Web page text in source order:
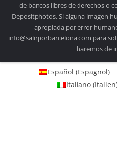
de bancos libres de derechos o
Depositphotos. Si alguna imagen
apropiada por error
info@salirporbarcelona.com para
haremos de
Español (Espagnol)
Italiano (Italien)